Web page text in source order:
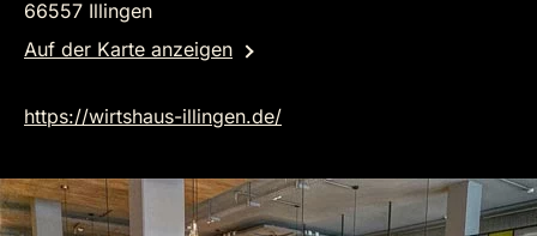
66557 Illingen
Auf der Karte anzeigen
https://wirtshaus-illingen.de/